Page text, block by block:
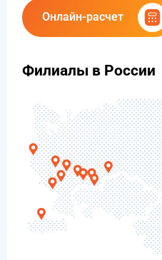
Онлайн-расчет
Филиалы в России